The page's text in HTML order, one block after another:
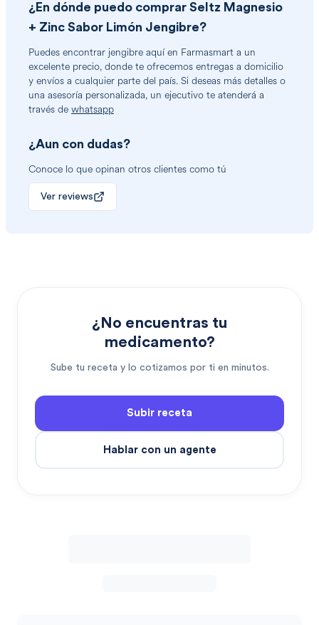
¿En dónde puedo comprar Seltz Magnesio
+ Zinc Sabor Limón Jengibre?
Puedes encontrar jengibre aquí en Farmasmart a un
excelente precio, donde te ofrecemos entregas a domicilio
y envíos a cualquier parte del país. Si deseas más detalles o
una asesoría personalizada, un ejecutivo te atenderá a
través de whatsapp
¿Aun con dudas?
Conoce lo que opinan otros clientes como tú
Ver reviews
¿No encuentras tu
medicamento?
Sube tu receta y lo cotizamos por ti en minutos.
Subir receta
Hablar con un agente